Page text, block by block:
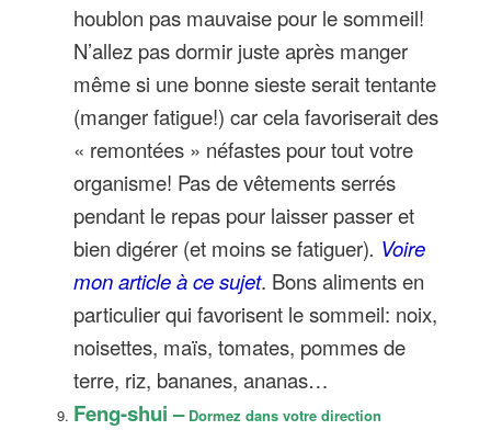
houblon pas mauvaise pour le sommeil!
N’allez pas dormir juste après manger
même si une bonne sieste serait tentante
(manger fatigue!) car cela favoriserait des
« remontées » néfastes pour tout votre
organisme! Pas de vêtements serrés
pendant le repas pour laisser passer et
bien digérer (et moins se fatiguer). Voire
mon article à ce sujet. Bons aliments en
particulier qui favorisent le sommeil: noix,
noisettes, maïs, tomates, pommes de
terre, riz, bananes, ananas…
Feng-shui – Dormez dans votre direction